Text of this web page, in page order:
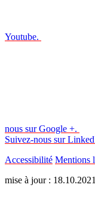
Youtube.
nous sur Google +.
Suivez-nous sur
Accessibilité Mentions
mise à jour :